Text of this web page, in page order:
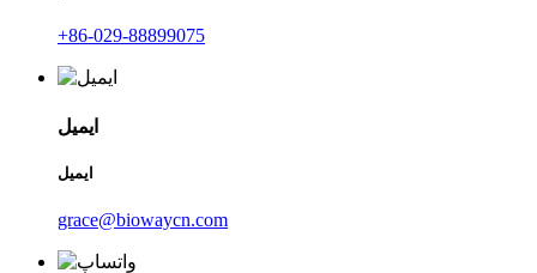
‎+86-029-88899075‎
ایمیل
ایمیل
grace@biowaycn.com